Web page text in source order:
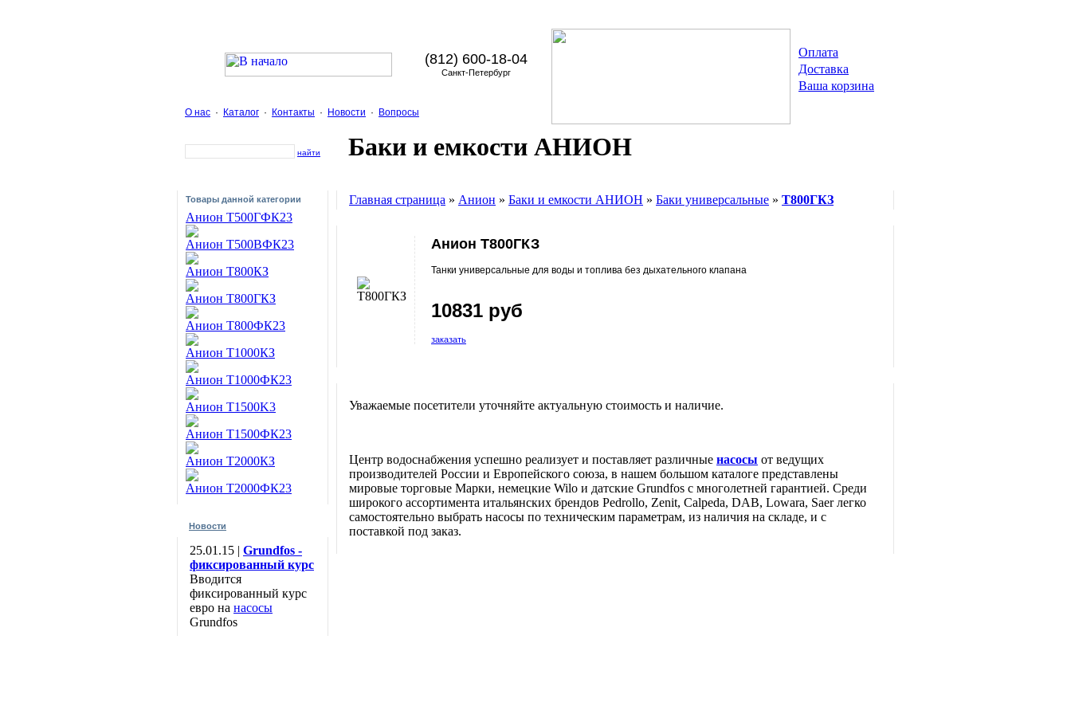
(812) 600-18-04
Санкт-Петербург
О нас · Каталог · Контакты · Новости · Вопросы
Оплата
Доставка
Ваша корзина
найти Баки и емкости АНИОН
Товары данной категории
Анион Т500ГФК23
Анион Т500ВФК23
Анион Т800КЗ
Анион Т800ГКЗ
Анион T800ФК23
Анион Т1000КЗ
Анион Т1000ФК23
Анион T1500K3
Анион T1500ФК23
Анион Т2000КЗ
Анион Т2000ФК23
Новости
25.01.15 | Grundfos -
фиксированный курс
Вводится
фиксированный курс
евро на насосы
Grundfos
Главная страница » Анион » Баки и емкости АНИОН » Баки универсальные » Т800ГКЗ
Анион Т800ГКЗ
Танки универсальные для воды и топлива без дыхательного клапана
10831 руб
заказать
Уважаемые посетители уточняйте актуальную стоимость и наличие.
Центр водоснабжения успешно реализует и поставляет различные насосы от ведущих
производителей России и Европейского союза, в нашем большом каталоге представлены
мировые торговые Марки, немецкие Wilo и датские Grundfos с многолетней гарантией. Среди
широкого ассортимента итальянских брендов Pedrollo, Zenit, Calpeda, DAB, Lowara, Saer легко
самостоятельно выбрать насосы по техническим параметрам, из наличия на складе, и с
поставкой под заказ.